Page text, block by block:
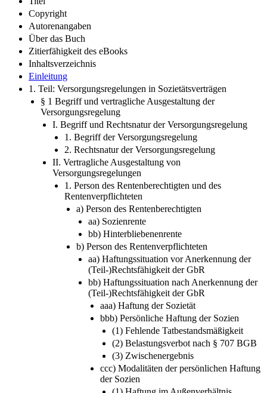
Cover
Titel
Copyright
Autorenangaben
Über das Buch
Zitierfähigkeit des eBooks
Inhaltsverzeichnis
Einleitung
1. Teil: Versorgungsregelungen in Sozietätsverträgen
§ 1 Begriff und vertragliche Ausgestaltung der
Versorgungsregelung
I. Begriff und Rechtsnatur der Versorgungsregelung
1. Begriff der Versorgungsregelung
2. Rechtsnatur der Versorgungsregelung
II. Vertragliche Ausgestaltung von
Versorgungsregelungen
1. Person des Rentenberechtigten und des
Rentenverpflichteten
a) Person des Rentenberechtigten
aa) Sozienrente
bb) Hinterbliebenenrente
b) Person des Rentenverpflichteten
aa) Haftungssituation vor Anerkennung der
(Teil-)Rechtsfähigkeit der GbR
bb) Haftungssituation nach Anerkennung der
(Teil-)Rechtsfähigkeit der GbR
aaa) Haftung der Sozietät
bbb) Persönliche Haftung der Sozien
(1) Fehlende Tatbestandsmäßigkeit
(2) Belastungsverbot nach § 707 BGB
(3) Zwischenergebnis
ccc) Modalitäten der persönlichen Haftung